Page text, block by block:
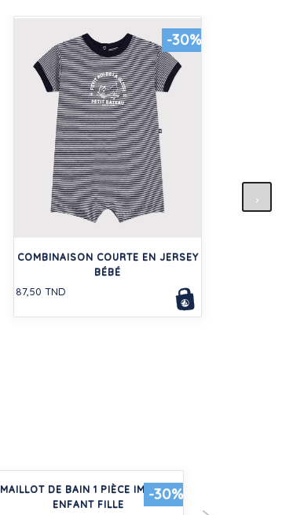
-30%
COMBINAISON COURTE EN JERSEY
BÉBÉ
87,50 TND
-30%
MAILLOT DE BAIN 1 PIÈCE IMPRIMÉ
ENFANT FILLE